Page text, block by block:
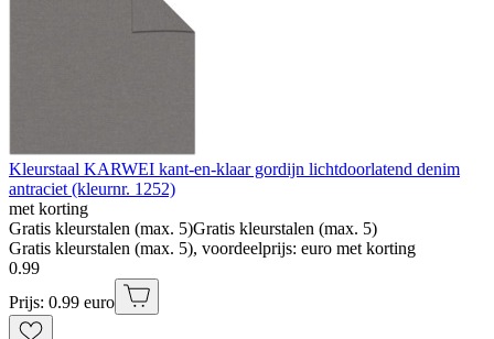
Kleurstaal KARWEI kant-en-klaar gordijn lichtdoorlatend denim
antraciet (kleurnr. 1252)
met korting
Gratis kleurstalen (max. 5)Gratis kleurstalen (max. 5)
Gratis kleurstalen (max. 5), voordeelprijs: euro met korting
0.99
Prijs: 0.99 euro